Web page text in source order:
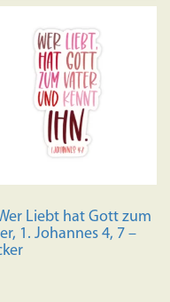
Liebt hat Gott zum
1. Johannes 4, 7 –